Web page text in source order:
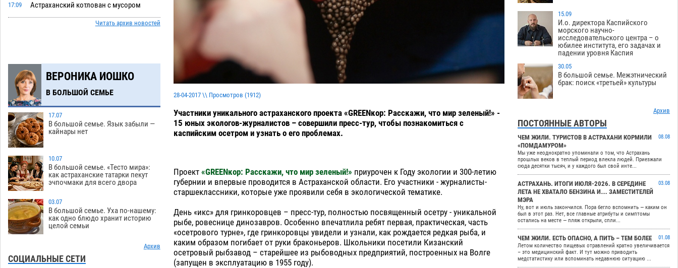
17:09
Астраханский котлован с мусором
угрожает плодородию Харабалинского
07.08 478
астраханского земельного массива
для льготников
07.08
15:28
Тяга к сверхскоростям обошлась
астраханской логистической
компании в 400 тысяч рублей
07.08 509
14:44
Астраханские кутилы сменили барные
стойки на полицейские дежурки
07.08 515
14:09
С 11 августа астраханские водоемы
кубов
07.08 1233
13:29
Астраханский аэропорт попробует
отбиться от ворон в апелляционном
518
Читать архив новостей
ВЕРОНИКА ИОШКО
В БОЛЬШОЙ СЕМЬЕ
17.07
В большой семье. Язык забыли —
кайнары нет
10.07
В большой семье. «Тесто мира»:
как астраханские татарки пекут
эчпочмаки для всего двора
03.07
В большой семье. Уха по-нашему:
как одно блюдо хранит историю
целой семьи
Архив
СОЦИАЛЬНЫЕ СЕТИ
28-04-2017 \\ Просмотров (1912)
Участники уникального астраханского проекта «GREENкор: Расскажи, что мир зеленый!» -
15 юных экологов-журналистов – совершили пресс-тур, чтобы познакомиться с
каспийским осетром и узнать о его проблемах.
Проект «GREENкор: Расскажи, что мир зеленый!» приурочен к Году экологии и 300-летию
губернии и впервые проводится в Астраханской области. Его участники - журналисты-
старшеклассники, которые уже проявили себя в экологической тематике.
День «икс» для гринкоровцев – пресс-тур, полностью посвященный осетру - уникальной
рыбе, ровеснице динозавров. Особенно впечатлила ребят первая, практическая, часть
«осетрового турне», где гринкоровцы увидели и узнали, как рождается редкая рыба, и
каким образом погибает от руки браконьеров. Школьники посетили Кизанский
осетровый рыбзавод – старейшее из рыбоводных предприятий, построенных на Волге
(запущен в эксплуатацию в 1955 году).
15.09
И.о. директора Каспийского
морского научно-
исследовательского центра – о
юбилее института, его задачах и
падении уровня Каспия
30.05
В большой семье. Межэтнический
брак: поиск «третьей» культуры
Архив
ПОСТОЯННЫЕ АВТОРЫ
ЧЕМ ЖИЛИ. ТУРИСТОВ В АСТРАХАНИ КОРМИЛИ
«ПОМДАМУРОМ»
08.08
Мы уже неоднократно упоминали о том, что Астрахань
прошлых веков в теплый период влекла людей. Приезжали
сюда десятки тысяч, и у каждого был свой инте...
АСТРАХАНЬ. ИТОГИ ИЮЛЯ-2026. В СЕРЕДИНЕ
ЛЕТА НЕ ХВАТАЛО БЕНЗИНА И… ЗАМЕСТИТЕЛЕЙ
МЭРА
03.08
Ну, вот и июль закончился. Пора бегло вспомнить — каким он
был в этот раз. Нет, все главные атрибуты и симптомы
остались на месте — пляж открыли, спли...
ЧЕМ ЖИЛИ. ЕСТЬ ОПАСНО, А ПИТЬ – ТЕМ БОЛЕЕ
01.08
Летом количество пищевых отравлений кратно увеличивается
– это медицинский факт. И тут можно приводить
медстатистику или вспоминать недавнюю ситуацию ...